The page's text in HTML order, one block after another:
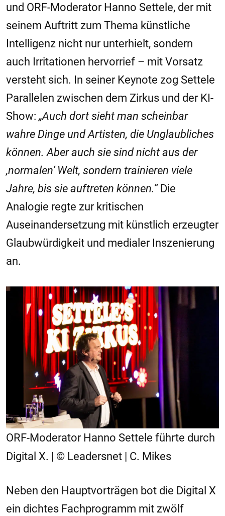
und ORF-Moderator Hanno Settele, der mit
seinem Auftritt zum Thema künstliche
Intelligenz nicht nur unterhielt, sondern
auch Irritationen hervorrief – mit Vorsatz
versteht sich. In seiner Keynote zog Settele
Parallelen zwischen dem Zirkus und der KI-
Show: „Auch dort sieht man scheinbar
wahre Dinge und Artisten, die Unglaubliches
können. Aber auch sie sind nicht aus der
‚normalen‘ Welt, sondern trainieren viele
Jahre, bis sie auftreten können.“Die
Analogie regte zur kritischen
Auseinandersetzung mit künstlich erzeugter
Glaubwürdigkeit und medialer Inszenierung
an.
ORF-Moderator Hanno Settele führte durch
Digital X. | © Leadersnet | C. Mikes
Neben den Hauptvorträgen bot die Digital X
ein dichtes Fachprogramm mit zwölf